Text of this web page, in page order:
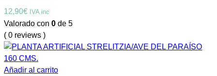
12,90€ IVA inc
Valorado con 0 de 5
( 0 reviews )
Añadir al carrito